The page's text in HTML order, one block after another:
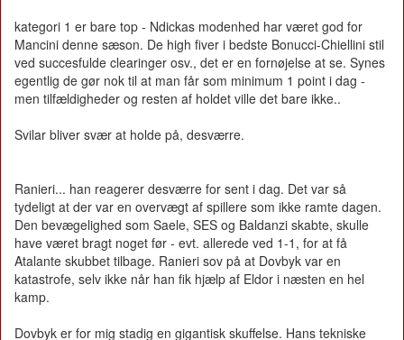
kategori 1 er bare top - Ndickas modenhed har været god for
Mancini denne sæson. De high fiver i bedste Bonucci-Chiellini stil
ved succesfulde clearinger osv., det er en fornøjelse at se. Synes
egentlig de gør nok til at man får som minimum 1 point i dag -
men tilfældigheder og resten af holdet ville det bare ikke..
Svilar bliver svær at holde på, desværre.
Ranieri... han reagerer desværre for sent i dag. Det var så
tydeligt at der var en overvægt af spillere som ikke ramte dagen.
Den bevægelighed som Saele, SES og Baldanzi skabte, skulle
have været bragt noget før - evt. allerede ved 1-1, for at få
Atalante skubbet tilbage. Ranieri sov på at Dovbyk var en
katastrofe, selv ikke når han fik hjælp af Eldor i næsten en hel
kamp.
Dovbyk er for mig stadig en gigantisk skuffelse. Hans tekniske